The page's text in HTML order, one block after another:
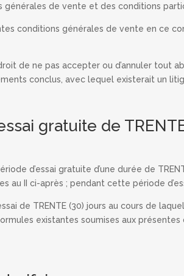
générales de vente et des conditions
conditions générales de vente en ce
de ne pas accepter ou d’annuler tout
conclus, avec lequel existerait un
gratuite de
d’essai gratuite d’une durée de
au II ci-après ; pendant cette période
de TRENTE (30) jours au cours de
existantes soumises aux